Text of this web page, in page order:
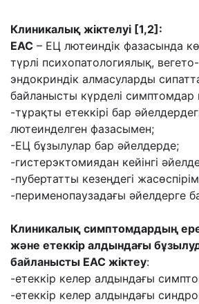
Клиникалық жіктелуі [1,2]:
ЕАС – ЕЦ лютеиндік фазасында
түрлі психопатологиялық,
эндокриндік алмасуларды
байланысты күрделі симптомдар
-тұрақты етеккірі бар
лютеинделген фазасымен;
-ЕЦ бұзылулар бар әйелдерде;
-гистерэктомиядан кейінгі
-пубертатты кезеңдегі
-перименопаузадағы әйелдерге
Клиникалық симптомдардың
және етеккір алдындағы
байланысты ЕАС жіктеу:
-етеккір келер алдындағы
-етеккір келер алдындағы